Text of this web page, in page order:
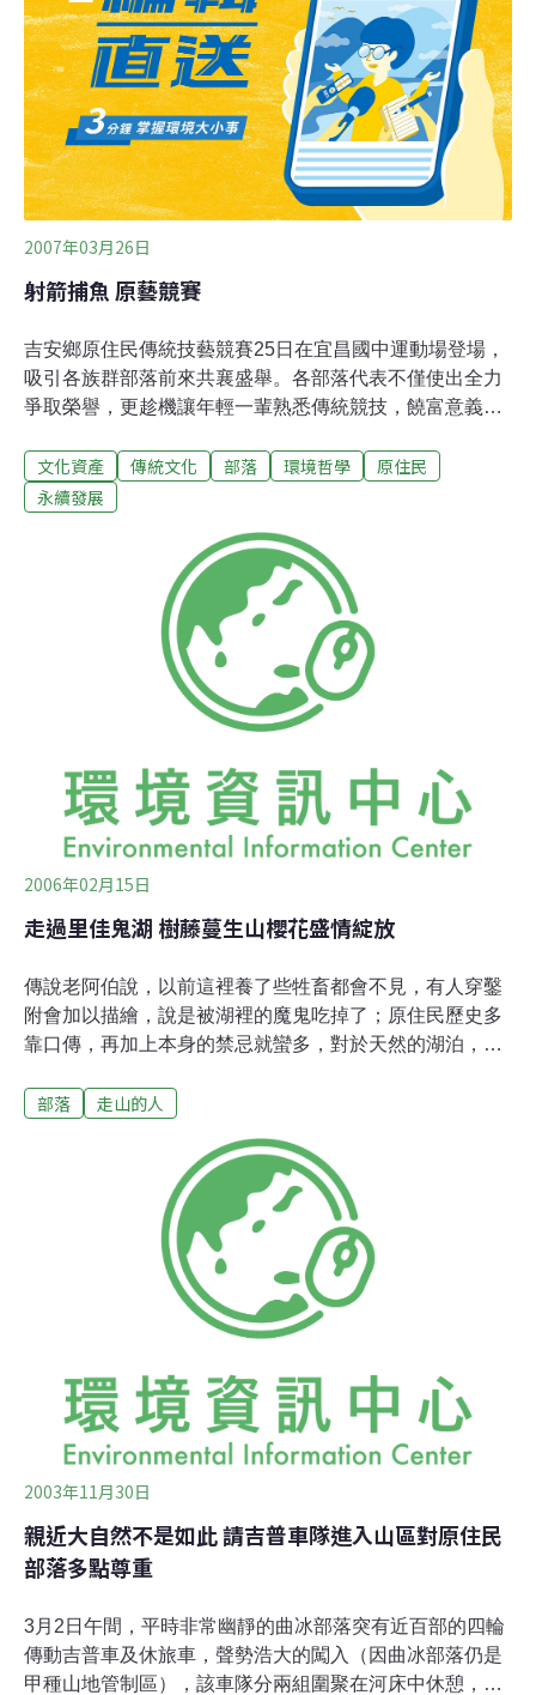
在於此。據了解該取用櫸木的現場，事實上是位於司馬庫
斯部落與隔鄰部落的所謂共有的傳統領域裡。大家都不清
楚在泰雅部落間共有傳統領域的資源採集權誰屬，是否單
方決定即可行動。另外，我們發現原民會從2002年啟動的
傳統領域繪製計畫，從來就只談鄉的傳統領域界線，
2007年03月26日
射箭捕魚 原藝競賽
吉安鄉原住民傳統技藝競賽25日在宜昌國中運動場登場，
吸引各族群部落前來共襄盛舉。各部落代表不僅使出全力
爭取榮譽，更趁機讓年輕一輩熟悉傳統競技，饒富意義。
化疏離，為了讓部落族人，特別是年輕一代認識、珍惜原
住民文化及傳統技能、智慧，遂安排包括射箭、撒網補
賽，提供各部落族人相互交流、觀摩機會，包括花蓮市長
蔡啟塔、立委楊仁福、縣議員笛布斯．顗賚、余夏夫、吉
安鄉代吳德聖等人，也到場同樂。
文化資產 傳統文化 部落 環境哲學
原住民
永續發展
2006年02月15日
走過里佳鬼湖 樹藤蔓生山櫻花盛情綻放
傳說老阿伯說，以前這裡養了些牲畜都會不見，有人穿鑿
附會加以描繪，說是被湖裡的魔鬼吃掉了；原住民歷史多
靠口傳，再加上本身的禁忌就蠻多，對於天然的湖泊，總
不遠千里地來探個究竟，單就坐車繞山路，便已長達2、3
桃源，只有一條縣道169的聯外道路，天空的湛藍、山脈
的青翠，再加上淡藍色的「烏奇哈溪」流過，因而被譽為
「藍色部落」。初春百花綻放
部落 走山的人
2003年11月30日
親近大自然不是如此 請吉普車隊進入山區對原住民
部落多點尊重
3月2日午間，平時非常幽靜的曲冰部落突有近百部的四輪
傳動吉普車及休旅車，聲勢浩大的闖入（因曲冰部落仍是
甲種山地管制區），該車隊分兩組圍聚在河床中休憩，有